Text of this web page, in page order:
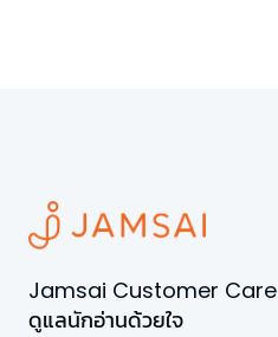
Jamsai Customer Care
ดูแลนักอ่านด้วยใจ